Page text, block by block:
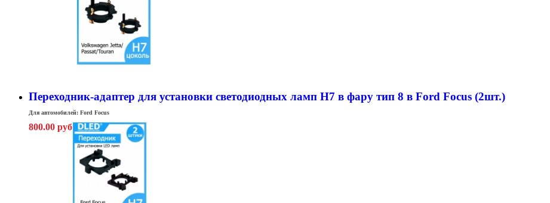
Переходник-адаптер для установки светодиодных ламп H7 в фару тип 8 в Ford Focus (2шт.)
Для автомобилей: Ford Focus
800.00 руб